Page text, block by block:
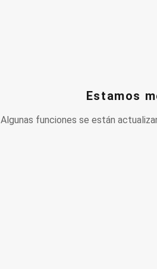
Estamos
Algunas funciones se están